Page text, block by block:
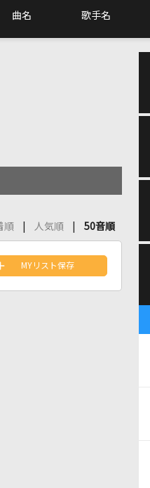
曲名 歌手名
順
人気順 50音順
MYリスト保存